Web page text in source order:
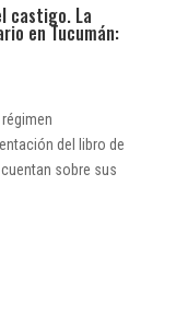
castigo. La
en Tucumán:
del libro de
sobre sus